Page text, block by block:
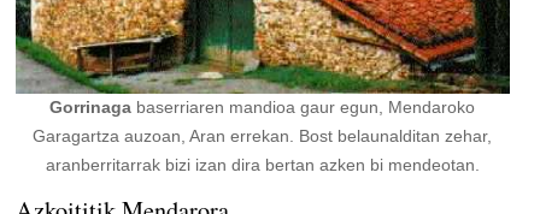
Gorrinaga baserriaren mandioa gaur egun, Mendaroko
Garagartza auzoan, Aran errekan. Bost belaunalditan zehar,
aranberritarrak bizi izan dira bertan azken bi mendeotan.